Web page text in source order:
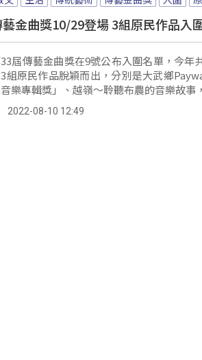
金曲獎10/29登場 3組原民作品入
屆傳藝金曲獎在9號公布入圍名單，今年
組原民作品脫穎而出，分別是大武鄉
樂專輯獎」、越嶺～聆聽布農的音樂故事
2022-08-10 12:49